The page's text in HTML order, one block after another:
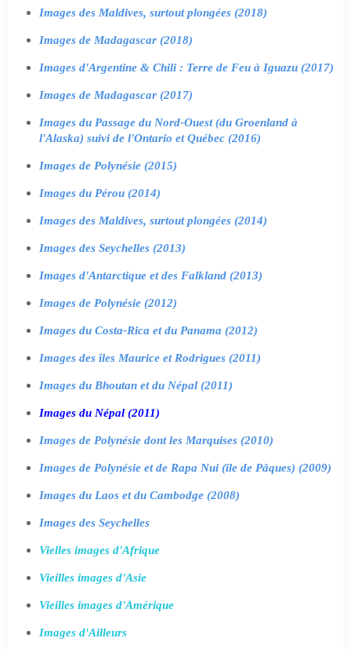
Images des Maldives, surtout plongées (2018)
Images de Madagascar (2018)
Images d'Argentine & Chili : Terre de Feu à Iguazu (2017)
Images de Madagascar (2017)
Images du Passage du Nord-Ouest (du Groenland à
l'Alaska) suivi de l'Ontario et Québec (2016)
Images de Polynésie (2015)
Images du Pérou (2014)
Images des Maldives, surtout plongées (2014)
Images des Seychelles (2013)
Images d'Antarctique et des Falkland (2013)
Images de Polynésie (2012)
Images du Costa-Rica et du Panama (2012)
Images des îles Maurice et Rodrigues (2011)
Images du Bhoutan et du Népal (2011)
Images du Népal (2011)
Images de Polynésie dont les Marquises (2010)
Images de Polynésie et de Rapa Nui (île de Pâques) (2009)
Images du Laos et du Cambodge (2008)
Images des Seychelles
Vielles images d'Afrique
Vieilles images d'Asie
Vieilles images d'Amérique
Images d'Ailleurs